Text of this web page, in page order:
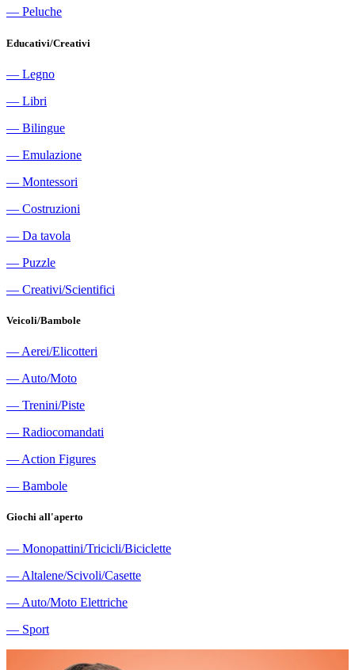
― Peluche
Educativi/Creativi
― Legno
― Libri
― Bilingue
― Emulazione
― Montessori
― Costruzioni
― Da tavola
― Puzzle
― Creativi/Scientifici
Veicoli/Bambole
― Aerei/Elicotteri
― Auto/Moto
― Trenini/Piste
― Radiocomandati
― Action Figures
― Bambole
Giochi all'aperto
― Monopattini/Tricicli/Biciclette
― Altalene/Scivoli/Casette
― Auto/Moto Elettriche
― Sport